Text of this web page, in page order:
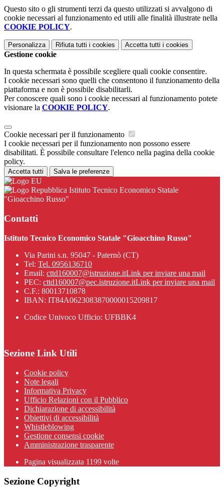
Questo sito o gli strumenti terzi da questo utilizzati si avvalgono di
cookie necessari al funzionamento ed utili alle finalità illustrate nella
COOKIE POLICY.
Personalizza Rifiuta tutti i cookies Accetta tutti i cookies
Gestione cookie
In questa schermata è possibile scegliere quali cookie consentire.
I cookie necessari sono quelli che consentono il funzionamento della
piattaforma e non è possibile disabilitarli.
Per conoscere quali sono i cookie necessari al funzionamento potete
visionare la COOKIE POLICY.
Cookie necessari per il funzionamento
I cookie necessari per il funzionamento non possono essere
disabilitati. È possibile consultare l'elenco nella pagina della cookie
policy.
Accetta tutti Salva le preferenze
Istituto Tecnico Economico Statale
"Gioacchino Russo"
Contatti
Istituto Tecnico Economico Statale "Gioacchino Russo"
Via Parini s.n. 95047 - Paternò (CT)
Tel: Tel. 0956136710
Email: cttd160007@istruzione.itLink per inviare una mail
PEC: cttd160007@pec.istruzione.itLink per inviare una mail
C.F.: 80013710878
IBAN: IT84A0623083870000015209817
Codice Univoco Ufficio: UFBBK4
Sezione Link Utili
Cookie policy
Note legali
Informativa Privacy
Ufficio Relazioni con il Pubblico
Dichiarazione di accessibilità
Obiettivi di accessibilità
Whistleblowing
Gestione consensi cookie
Amministrazione trasparente
Pagina visualizzata 1199 volte
Sezione Copyright